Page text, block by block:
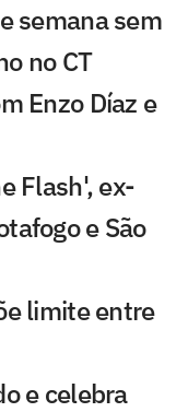
semana sem
no CT
Enzo Díaz e
Flash', ex-
e São
limite entre
e celebra